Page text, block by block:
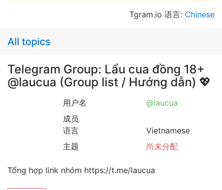
Tgram.io 语言: Chinese
All topics
Telegram Group: Lẩu cua đồng 18+
@laucua (Group list / Hướng dẫn) 💖
用户名
@laucua
成员
语言
Vietnamese
主题
尚未分配
Tổng hợp link nhóm https://t.me/laucua